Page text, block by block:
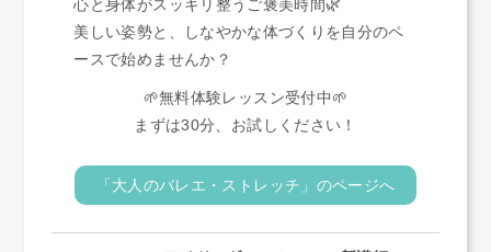
心と身体がスッキリ整うご褒美時間🌿
美しい姿勢と、しなやかな体づくりを自分のペ
ースで始めませんか？
🌱無料体験レッスン受付中🌱
まずは30分、お試しください！
「大人のバレエ・ストレッチ」のページへ